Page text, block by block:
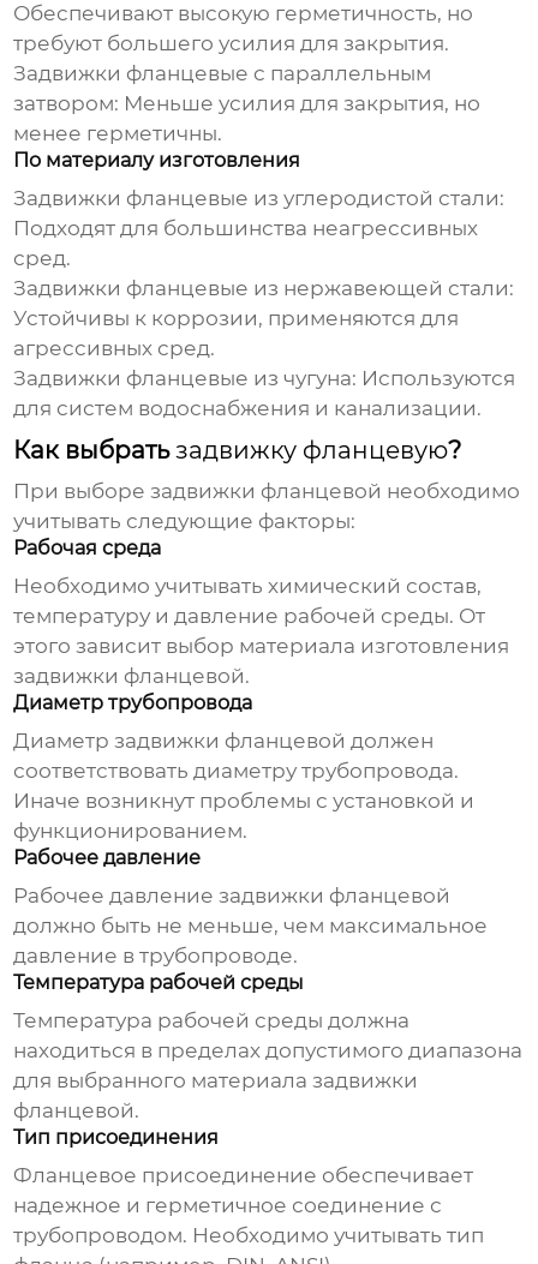
Обеспечивают высокую герметичность, но
требуют большего усилия для закрытия.
Задвижки фланцевые с параллельным
затвором: Меньше усилия для закрытия, но
менее герметичны.
По материалу изготовления
Задвижки фланцевые из углеродистой стали:
Подходят для большинства неагрессивных
сред.
Задвижки фланцевые из нержавеющей стали:
Устойчивы к коррозии, применяются для
агрессивных сред.
Задвижки фланцевые из чугуна: Используются
для систем водоснабжения и канализации.
Как выбратьзадвижку фланцевую?
При выборезадвижки фланцевой необходимо
учитывать следующие факторы:
Рабочая среда
Необходимо учитывать химический состав,
температуру и давление рабочей среды. От
этого зависит выбор материала изготовления
задвижки фланцевой.
Диаметр трубопровода
Диаметрзадвижки фланцевой должен
соответствовать диаметру трубопровода.
Иначе возникнут проблемы с установкой и
функционированием.
Рабочее давление
Рабочее давлениезадвижки фланцевой
должно быть не меньше, чем максимальное
давление в трубопроводе.
Температура рабочей среды
Температура рабочей среды должна
находиться в пределах допустимого диапазона
для выбранного материалазадвижки
фланцевой.
Тип присоединения
Фланцевое присоединение обеспечивает
надежное и герметичное соединение с
трубопроводом. Необходимо учитывать тип